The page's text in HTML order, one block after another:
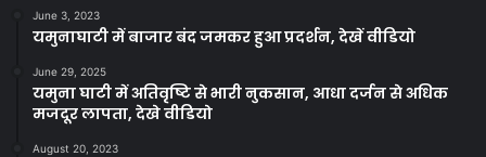
June 3, 2023
यमुनाघाटी में बाजार बंद जमकर हुआ प्रदर्शन, देखें वीडियो
June 29, 2025
यमुना घाटी में अतिवृष्टि से भारी नुकसान, आधा दर्जन से अधिक
मजदूर लापता, देखे वीडियो
August 20, 2023